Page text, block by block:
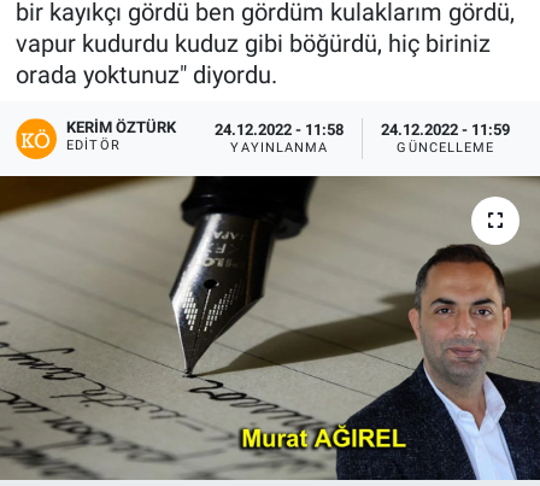
bir kayıkçı gördü ben gördüm kulaklarım gördü,
vapur kudurdu kuduz gibi böğürdü, hiç biriniz
orada yoktunuz" diyordu.
KERIM ÖZTÜRK
EDITÖR
24.12.2022 - 11:58
YAYINLANMA
24.12.2022 - 11:59
GÜNCELLEME
Tüm Manşetler
Son Dakika Haberleri
Haber Arşivi